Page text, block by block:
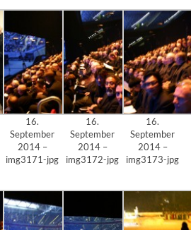
16.
September
2014 –
img3171-jpg
16.
September
2014 –
img3172-jpg
16.
September
2014 –
img3173-jpg